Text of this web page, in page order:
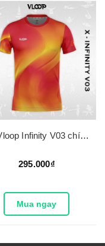
Áo Vloop Infinity V03 chính hãng - Không cổ
295.000₫
Mua ngay